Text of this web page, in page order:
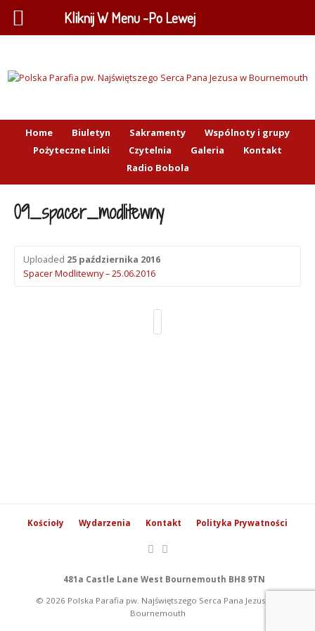
Home Biuletyn Sakramenty
Wspólnoty i grupy
Pożyteczne Linki
Czytelnia Galeria
Kontakt
Radio Bobola
09_spacer_modlitewny
Uploaded 25 października 2016
Spacer Modlitewny – 25.06.2016
Kościoły Wydarzenia Kontakt Polityka Prywatności
481a Castle Lane West Bournemouth BH8 9TN
© 2026 Polska Parafia pw. Najświętszego Serca Pana Jezusa w
Bournemouth
Kliknij W Menu -Po Lewej